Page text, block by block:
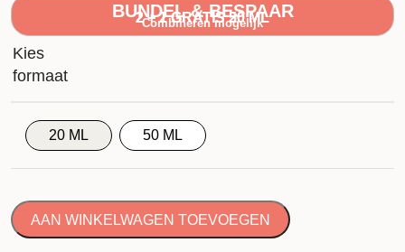
BUNDEL & BESPAAR
2 + 2 GRATIS 20 ML
2 + 1 GRATIS 50 ML
Combineren mogelijk
20 ML 50 ML
AAN WINKELWAGEN TOEVOEGEN